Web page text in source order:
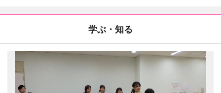
学ぶ・知る